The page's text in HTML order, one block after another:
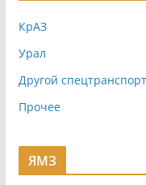
КрАЗ
Урал
Другой спецтранспорт
Прочее
ЯМЗ